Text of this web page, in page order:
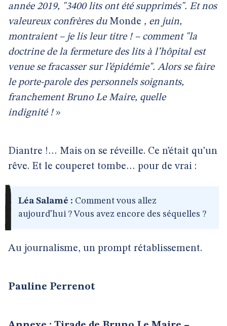
année 2019, "3400 lits ont été supprimés". Et nos
valeureux confrères du Monde , en juin,
montraient – je lis leur titre ! – comment "la
doctrine de la fermeture des lits à l’hôpital est
venue se fracasser sur l’épidémie". Alors se faire
le porte-parole des personnels soignants,
franchement Bruno Le Maire, quelle
indignité !»
Diantre !… Mais on se réveille. Ce n’était qu’un
rêve. Et le couperet tombe… pour de vrai :
Léa Salamé : Comment vous allez
aujourd’hui ? Vous avez encore des séquelles ?
Au journalisme, un prompt rétablissement.
Pauline Perrenot